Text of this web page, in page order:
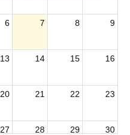
6 7 8 9
13 14 15 16
20 21 22 23
27 28 29 30